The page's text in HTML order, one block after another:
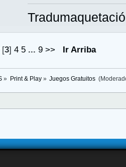
[3]4 5 ...9 >> Ir Arriba
» Print & Play» Juegos Gratuitos